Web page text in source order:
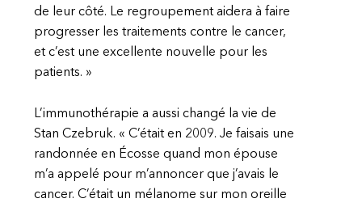
de leur côté. Le regroupement aidera à faire
progresser les traitements contre le cancer,
et c’est une excellente nouvelle pour les
patients. »
L’immunothérapie a aussi changé la vie de
Stan Czebruk. « C’était en 2009. Je faisais une
randonnée en Écosse quand mon épouse
m’a appelé pour m’annoncer que j’avais le
cancer. C’était un mélanome sur mon oreille